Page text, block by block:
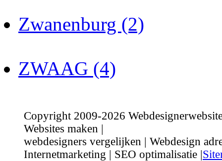
Zwanenburg (2)
ZWAAG (4)
Copyright 2009-2026
Websites maken |
webdesigners vergelijken | Webdesign
Internetmarketing | SEO optimalisatie |